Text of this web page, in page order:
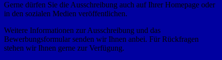
Gerne dürfen Sie die Ausschreibung auch auf Ihrer Homepage oder
in den sozialen Medien veröffentlichen.
Weitere Informationen zur Ausschreibung und das
Bewerbungsformular senden wir Ihnen anbei. Für Rückfragen
stehen wir Ihnen gerne zur Verfügung.